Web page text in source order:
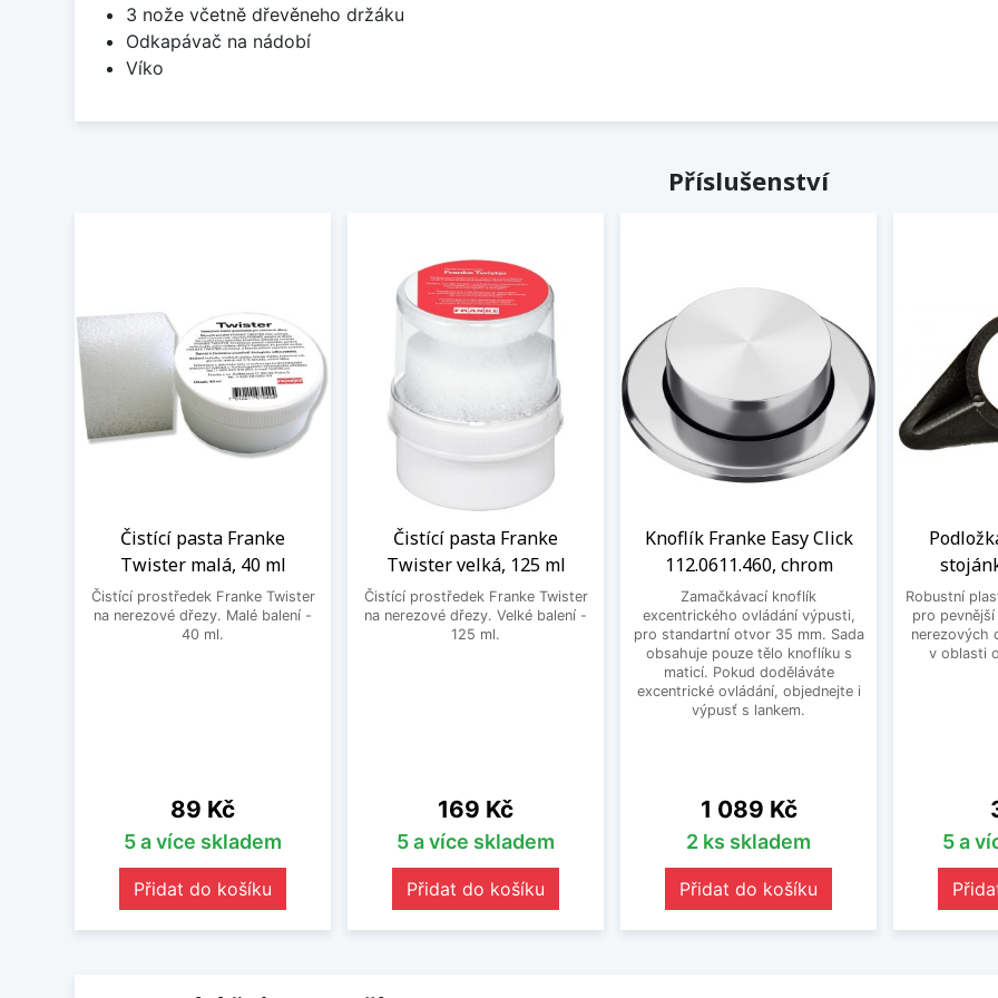
3 nože včetně dřevěneho držáku
Odkapávač na nádobí
Víko
Příslušenství
Čistící pasta Franke
Twister malá, 40 ml
Čistící prostředek Franke Twister
na nerezové dřezy. Malé balení -
40 ml.
Cena
89 Kč
5 a více skladem
Přidat do košíku
Čistící pasta Franke
Twister velká, 125 ml
Čistící prostředek Franke Twister
na nerezové dřezy. Velké balení -
125 ml.
Cena
169 Kč
5 a více skladem
Přidat do košíku
Knoflík Franke Easy Click
112.0611.460, chrom
Zamačkávací knoflík
excentrického ovládání výpusti,
pro standartní otvor 35 mm. Sada
obsahuje pouze tělo knoflíku s
maticí. Pokud doděláváte
excentrické ovládání, objednejte i
výpusť s lankem.
Cena
1 089 Kč
2 ks skladem
Přidat do košíku
Robustní
pro
nerezových
v oblasti
5 a